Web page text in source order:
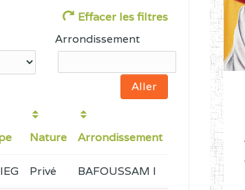
Effacer les filtres
Arrondissement
Nature Arrondissement
Privé BAFOUSSAM I